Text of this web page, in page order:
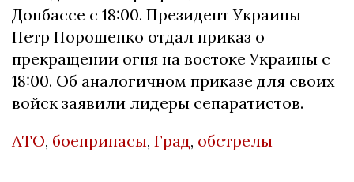
Донбассе с 18:00. Президент Украины
Петр Порошенко отдал приказ о
прекращении огня на востоке Украины с
18:00. Об аналогичном приказе для своих
войск заявили лидеры сепаратистов.
АТО, боеприпасы, Град, обстрелы